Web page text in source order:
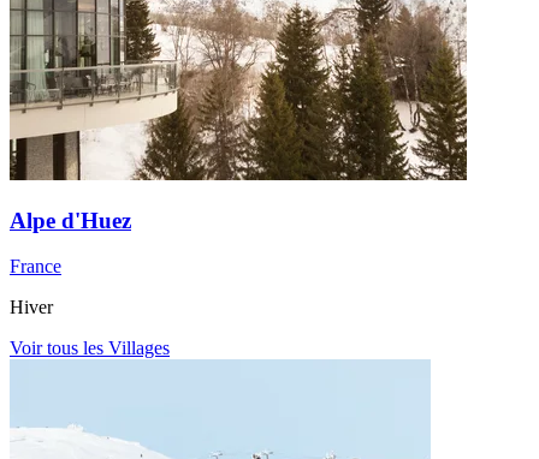
Alpe d'Huez
France
Hiver
Voir tous les Villages